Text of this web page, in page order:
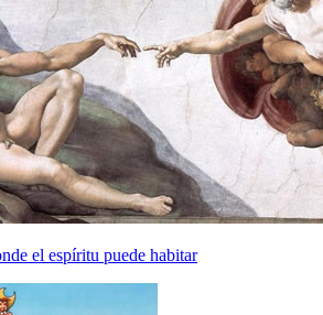
el espíritu puede habitar